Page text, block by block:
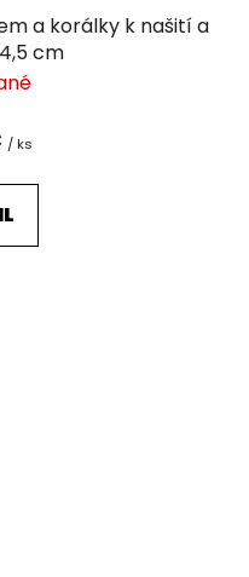
a korálky k našití a
cm
/ ks